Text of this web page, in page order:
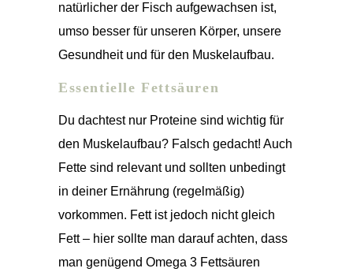
natürlicher der Fisch aufgewachsen ist,
umso besser für unseren Körper, unsere
Gesundheit und für den Muskelaufbau.
Essentielle Fettsäuren
Du dachtest nur Proteine sind wichtig für
den Muskelaufbau? Falsch gedacht! Auch
Fette sind relevant und sollten unbedingt
in deiner Ernährung (regelmäßig)
vorkommen. Fett ist jedoch nicht gleich
Fett – hier sollte man darauf achten, dass
man genügend Omega 3 Fettsäuren